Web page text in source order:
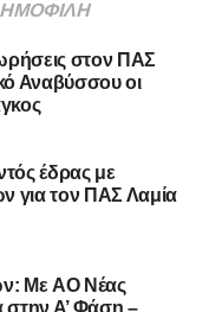
στον ΠΑΣ
Αναβύσσου οι
έδρας με
για τον ΠΑΣ Λαμία
Με AO Nέας